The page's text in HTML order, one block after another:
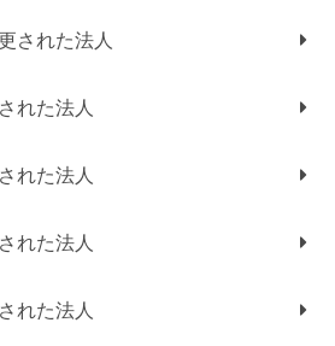
された法人
れた法人
れた法人
れた法人
れた法人